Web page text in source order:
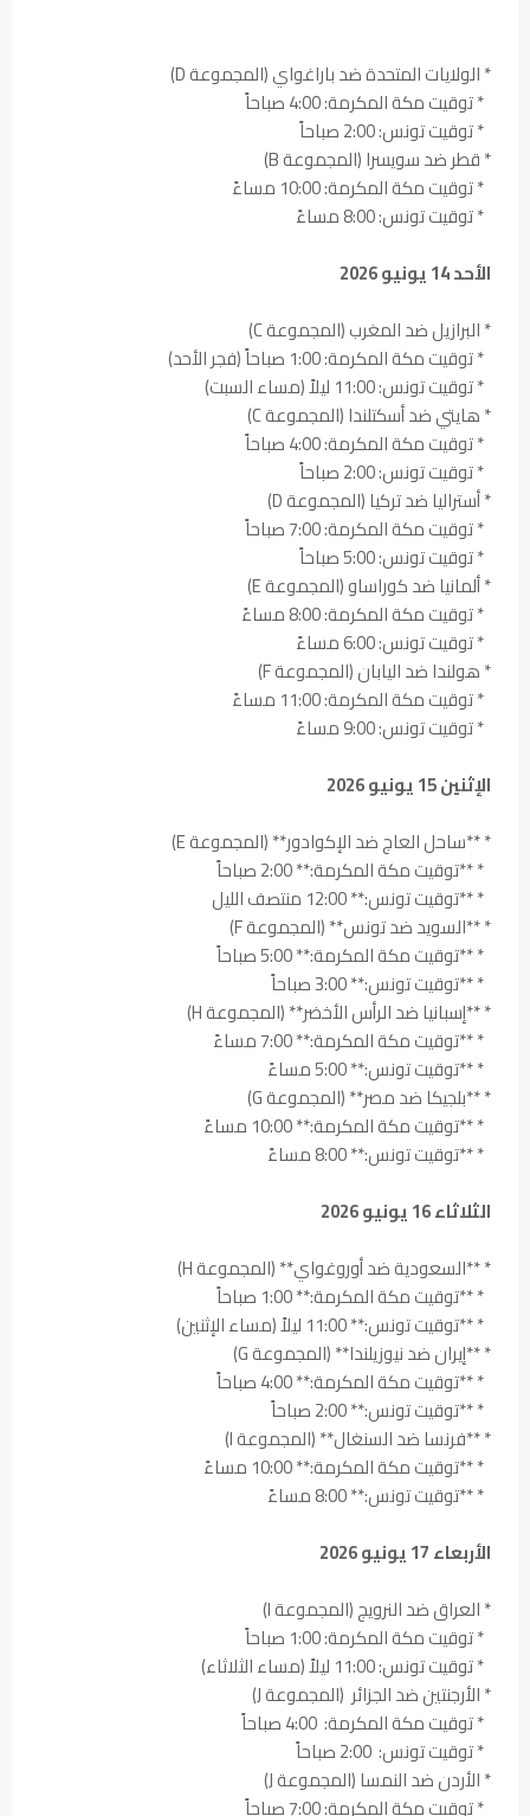
* الولايات المتحدة ضد باراغواي (المجموعة D)
* توقيت مكة المكرمة: 4:00 صباحاً
* توقيت تونس: 2:00 صباحاً
* قطر ضد سويسرا (المجموعة B)
* توقيت مكة المكرمة: 10:00 مساءً
* توقيت تونس: 8:00 مساءً
الأحد 14 يونيو 2026
* البرازيل ضد المغرب (المجموعة C)
* توقيت مكة المكرمة: 1:00 صباحاً (فجر الأحد)
* توقيت تونس: 11:00 ليلاً (مساء السبت)
* هايتي ضد أسكتلندا (المجموعة C)
* توقيت مكة المكرمة: 4:00 صباحاً
* توقيت تونس: 2:00 صباحاً
* أستراليا ضد تركيا (المجموعة D)
* توقيت مكة المكرمة: 7:00 صباحاً
* توقيت تونس: 5:00 صباحاً
* ألمانيا ضد كوراساو (المجموعة E)
* توقيت مكة المكرمة: 8:00 مساءً
* توقيت تونس: 6:00 مساءً
* هولندا ضد اليابان (المجموعة F)
* توقيت مكة المكرمة: 11:00 مساءً
* توقيت تونس: 9:00 مساءً
الإثنين 15 يونيو 2026
* **ساحل العاج ضد الإكوادور** (المجموعة E)
* **توقيت مكة المكرمة:** 2:00 صباحاً
* **توقيت تونس:** 12:00 منتصف الليل
* **السويد ضد تونس** (المجموعة F)
* **توقيت مكة المكرمة:** 5:00 صباحاً
* **توقيت تونس:** 3:00 صباحاً
* **إسبانيا ضد الرأس الأخضر** (المجموعة H)
* **توقيت مكة المكرمة:** 7:00 مساءً
* **توقيت تونس:** 5:00 مساءً
* **بلجيكا ضد مصر** (المجموعة G)
* **توقيت مكة المكرمة:** 10:00 مساءً
* **توقيت تونس:** 8:00 مساءً
الثلاثاء 16 يونيو 2026
* **السعودية ضد أوروغواي** (المجموعة H)
* **توقيت مكة المكرمة:** 1:00 صباحاً
* **توقيت تونس:** 11:00 ليلاً (مساء الإثنين)
* **إيران ضد نيوزيلندا** (المجموعة G)
* **توقيت مكة المكرمة:** 4:00 صباحاً
* **توقيت تونس:** 2:00 صباحاً
* **فرنسا ضد السنغال** (المجموعة I)
* **توقيت مكة المكرمة:** 10:00 مساءً
* **توقيت تونس:** 8:00 مساءً
الأربعاء 17 يونيو 2026
* العراق ضد النرويج (المجموعة I)
* توقيت مكة المكرمة: 1:00 صباحاً
* توقيت تونس: 11:00 ليلاً (مساء الثلاثاء)
* الأرجنتين ضد الجزائر (المجموعة J)
* توقيت مكة المكرمة: 4:00 صباحاً
* توقيت تونس: 2:00 صباحاً
* الأردن ضد النمسا (المجموعة J)
* توقيت مكة المكرمة: 7:00 صباحاً